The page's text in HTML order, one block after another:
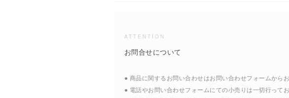
ATTENTION
お問合せについて
● 商品に関するお問い合わせはお問い合わせフォームからお
● 電話やお問い合わせフォームにての小売りは一切行ってお